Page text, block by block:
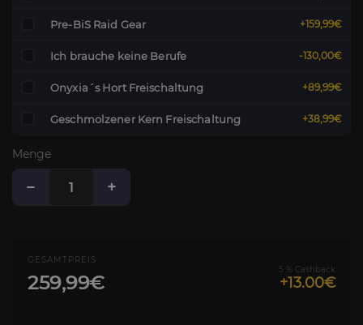
Pre-BiS Raid Gear +159,99€
Ich brauche keine Berufe -130,00€
Onyxia´s Hort Freischaltung +89,99€
Geschmolzener Kern Freischaltung +38,99€
Menge
− +
GESAMTPREIS
259,99€
5 % Cashback
+13.00€